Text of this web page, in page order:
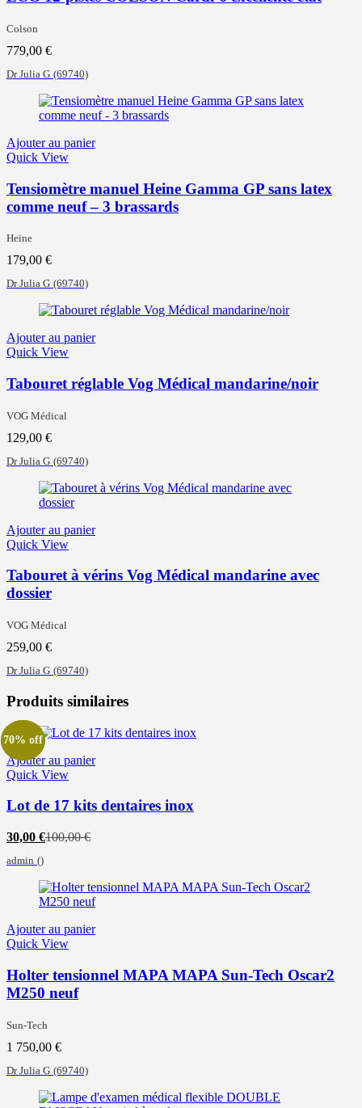
Colson
779,00 €
Dr Julia G (69740)
Ajouter au panier
Quick View
Tensiomètre manuel Heine Gamma GP sans latex
comme neuf – 3 brassards
Heine
179,00 €
Dr Julia G (69740)
Ajouter au panier
Quick View
Tabouret réglable Vog Médical mandarine/noir
VOG Médical
129,00 €
Dr Julia G (69740)
Ajouter au panier
Quick View
Tabouret à vérins Vog Médical mandarine avec
dossier
VOG Médical
259,00 €
Dr Julia G (69740)
Produits similaires
70% off
70% off
Ajouter au panier
Quick View
Lot de 17 kits dentaires inox
30,00 €Le
est :
30,00 €.
100,00€Le
était :
100,00 €.
admin ()
Ajouter au panier
Quick View
Holter tensionnel MAPA MAPA Sun-Tech Oscar2
M250 neuf
Sun-Tech
1 750,00 €
Dr Julia G (69740)